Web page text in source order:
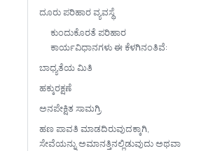
ದೂರು ಪರಿಹಾರ ವ್ಯವಸ್ಥೆ
ಕುಂದುಕೊರತೆ ಪರಿಹಾರ
ಕಾರ್ಯವಿಧಾನಗಳು ಈ ಕೆಳಗಿನಂತಿವೆ:
ಬಾಧ್ಯತೆಯ ಮಿತಿ
ಹಕ್ಕುರಕ್ಷಣೆ
ಅನಪೇಕ್ಷಿತ ಸಾಮಗ್ರಿ
ಹಣ ಪಾವತಿ ಮಾಡದಿರುವುದಕ್ಕಾಗಿ,
ಸೇವೆಯನ್ನು ಅಮಾನತ್ತಿನಲ್ಲಿಡುವುದು ಅಥವಾ